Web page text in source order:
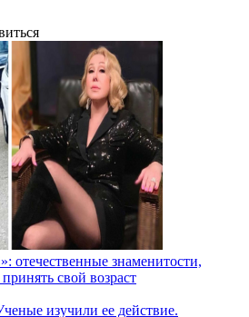
отечественные знаменитости,
свой возраст